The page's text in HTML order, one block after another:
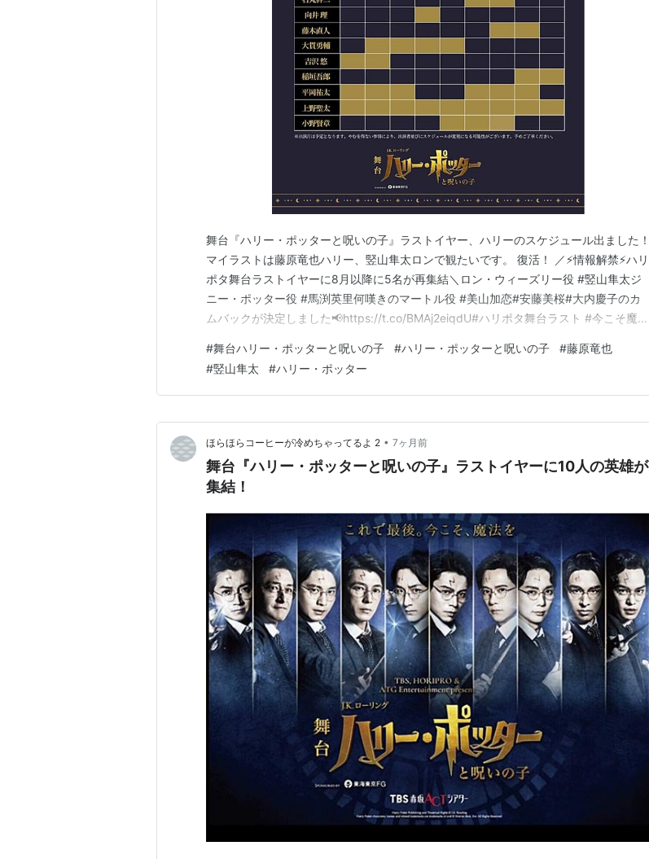
舞台『ハリー・ポッターと呪いの子』ラストイヤー、ハリーのスケジュール出ました！
マイラストは藤原竜也ハリー、竪山隼太ロンで観たいです。 復活！ ／⚡情報解禁⚡ハリ
ポタ舞台ラストイヤーに8月以降に5名が再集結＼ロン・ウィーズリー役 #竪山隼太ジ
ニー・ポッター役 #馬渕英里何嘆きのマートル役 #美山加恋#安藤美桜#大内慶子のカ
ムバックが決定しました📢https://t.co/BMAj2eiqdU#ハリポタ舞台ラスト #今こそ魔法
(@hpstagetokyo) 2026年4月16日 8月から…
#舞台ハリー・ポッターと呪いの子 #ハリー・ポッターと呪いの子 #藤原竜也
#竪山隼太 #ハリー・ポッター
ほらほらコーヒーが冷めちゃってるよ 2 • 7ヶ月前
舞台『ハリー・ポッターと呪いの子』ラストイヤーに10人の英雄が
集結！